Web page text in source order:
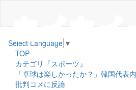
Select Language ▼
TOP
カテゴリ『スポーツ』
「卓球は楽しかったか？」韓国代表
批判コメに反論